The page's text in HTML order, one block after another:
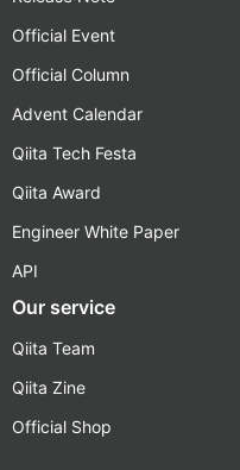
Official Event
Official Column
Advent Calendar
Qiita Tech Festa
Qiita Award
Engineer White Paper
API
Our service
Qiita Team
Qiita Zine
Official Shop